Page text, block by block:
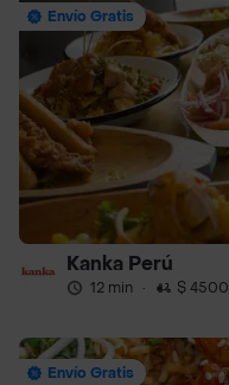
Envío Gratis
Kanka Perú
12 min · $ 4500
Envío Gratis